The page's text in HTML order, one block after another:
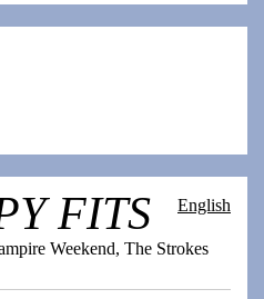
English
FITS
Weekend, The Strokes